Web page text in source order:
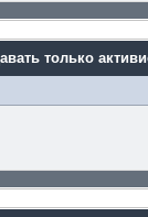
только